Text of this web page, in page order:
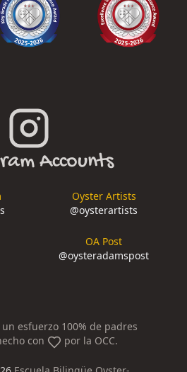
Accounts
Oyster Artists
@oysterartists
OA Post
@oysteradamspost
esfuerzo 100% de padres
con
por la OCC.